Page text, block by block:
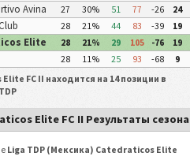
Avina 27 30% 51 77 -26
24
28 21% 44 83 -39
19
Elite
28 21% 29 105 -76
19
28 11% 25 93 -68
9
FC II находится на 14 позиции в
Elite FC II Результаты сезона
Liga TDP (Мексика) Catedraticos Elite